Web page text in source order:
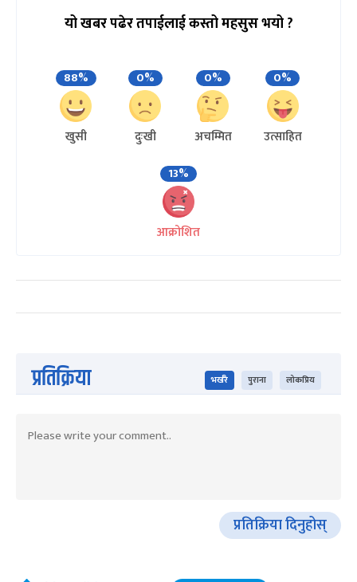
यो खबर पढेर तपाईलाई कस्तो महसुस भयो ?
88%
खुसी
0%
दुःखी
0%
अचम्मित
0%
उत्साहित
13%
आक्रोशित
प्रतिक्रिया भर्खरै पुराना लोकप्रिय
प्रतिक्रिया दिनुहोस्